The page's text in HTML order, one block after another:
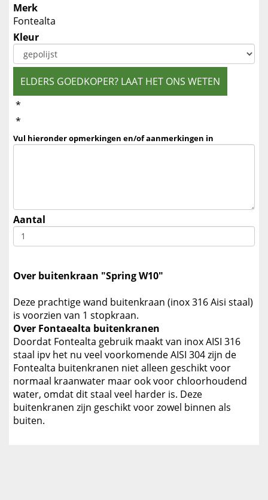
Merk
Fontealta
Kleur
ELDERS GOEDKOPER? LAAT HET ONS WETEN
*
*
Vul hieronder opmerkingen en/of aanmerkingen in
Aantal
Over buitenkraan "Spring W10"
Deze prachtige wand buitenkraan (inox 316 Aisi staal)
is voorzien van 1 stopkraan.
Over Fontaealta buitenkranen
Doordat Fontealta gebruik maakt van inox AISI 316
staal ipv het nu veel voorkomende AISI 304 zijn de
Fontealta buitenkranen niet alleen geschikt voor
normaal kraanwater maar ook voor chloorhoudend
water, omdat dit staal veel harder is. Deze
buitenkranen zijn geschikt voor zowel binnen als
buiten.